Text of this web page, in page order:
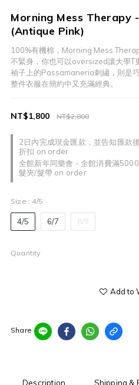
Morning Mess Therapy
(Antique Pink)
100%有機棉，Morning Mess
不緊身，你也可以oversized讓大學T
袖子上的Passamaneria刺繡，則是
整件衣服在簡約中又充滿經典。
2日內完成現金匯款，並告知匯款
折扣 on order
全館新年同樂會 - 全館消費滿
髮夾/髮帶 on order
NT$2,800
NT$1,800
Size : 4/5
4/5 6/7 8/9
Quantity
Add to
Share
Description Shipping &